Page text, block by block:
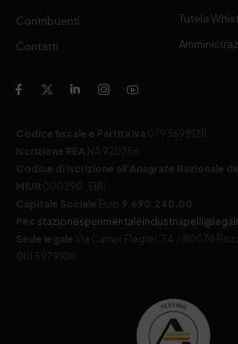
Contribuenti
Contatti
Tutela
Codice fiscale e Partita Iva 07936981211
Iscrizione REA NA 920756
Codice di iscrizione all’Anagrafe Nazionale
MIUR 000290_EIRI
Capitale Sociale Euro 9.690.240,00
Pec
Sede legale
Via Campi Flegrei, 34 – 80078
081 5979100